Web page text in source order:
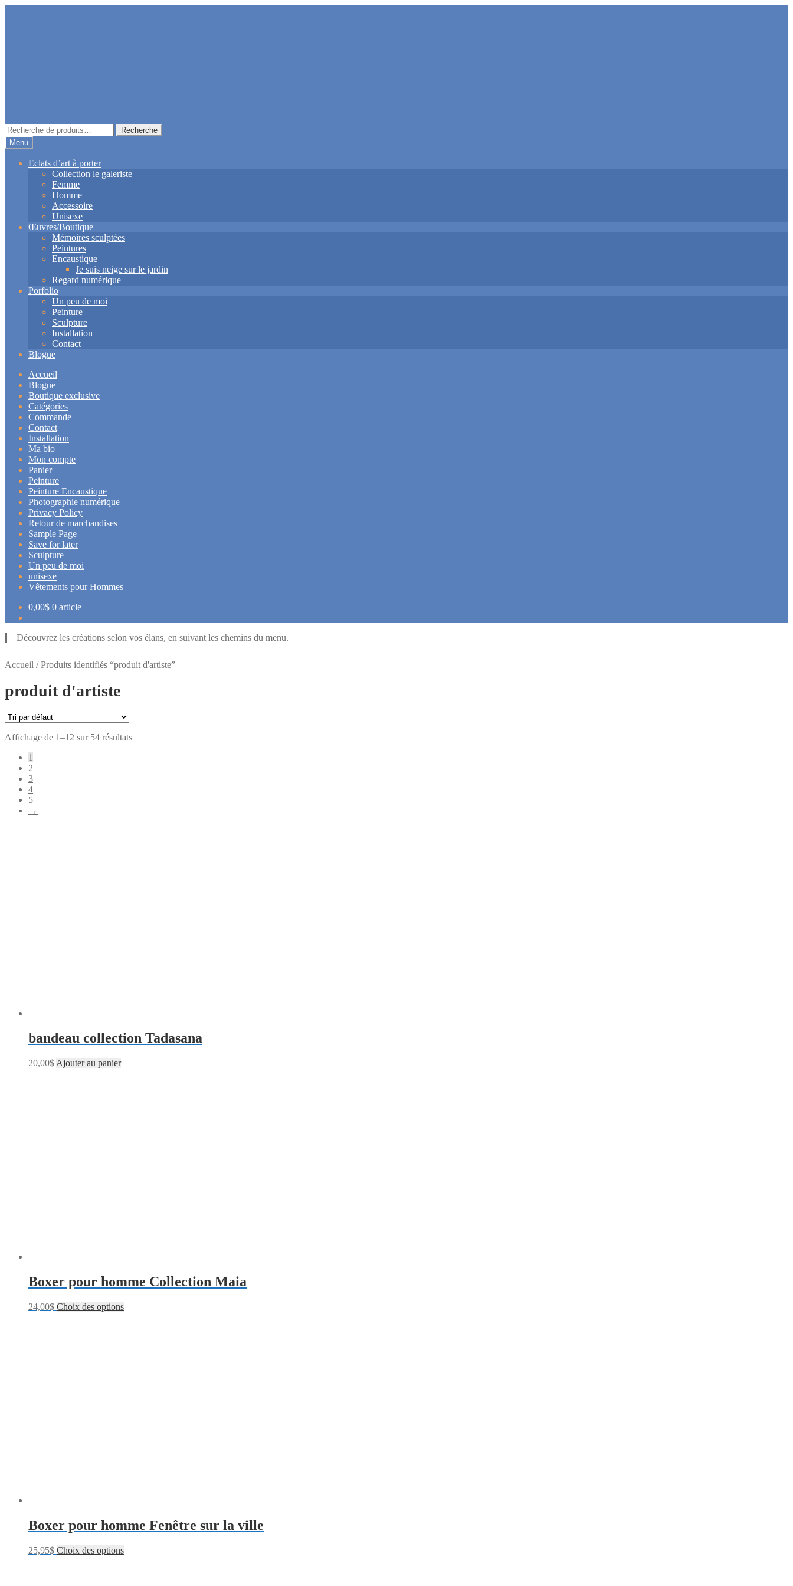
Recherche
pour :
Recherche
Menu
Eclats d’art à porter
Collection le galeriste
Femme
Homme
Accessoire
Unisexe
Œuvres/Boutique
Mémoires sculptées
Peintures
Encaustique
Je suis neige sur le jardin
Regard numérique
Porfolio
Un peu de moi
Peinture
Sculpture
Installation
Contact
Blogue
Accueil
Blogue
Boutique exclusive
Catégories
Commande
Contact
Installation
Ma bio
Mon compte
Panier
Peinture
Peinture Encaustique
Photographie numérique
Privacy Policy
Retour de marchandises
Sample Page
Save for later
Sculpture
Un peu de moi
unisexe
Vêtements pour Hommes
0,00$ 0 article
Découvrez les créations selon vos élans, en suivant les chemins du menu.
Accueil /Produits identifiés “produit d'artiste”
produit d'artiste
Affichage de 1–12 sur 54 résultats
1
2
3
4
5
→
bandeau collection Tadasana
20,00$ Ajouter au panier
Boxer pour homme Collection Maia
24,00$ Choix des options
Boxer pour homme Fenêtre sur la ville
25,95$ Choix des options